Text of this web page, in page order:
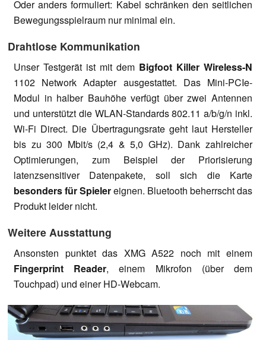
Oder anders formuliert: Kabel schränken den seitlichen
Bewegungsspielraum nur minimal ein.
Drahtlose Kommunikation
Unser Testgerät ist mit dem Bigfoot Killer Wireless-N
1102 Network Adapter ausgestattet. Das Mini-PCIe-
Modul in halber Bauhöhe verfügt über zwei Antennen
und unterstützt die WLAN-Standards 802.11 a/b/g/n inkl.
Wi-Fi Direct. Die Übertragungsrate geht laut Hersteller
bis zu 300 Mbit/s (2,4 & 5,0 GHz). Dank zahlreicher
Optimierungen, zum Beispiel der Priorisierung
latenzsensitiver Datenpakete, soll sich die Karte
besonders für Spielereignen. Bluetooth beherrscht das
Produkt leider nicht.
Weitere Ausstattung
Ansonsten punktet das XMG A522 noch mit einem
Fingerprint Reader, einem Mikrofon (über dem
Touchpad) und einer HD-Webcam.